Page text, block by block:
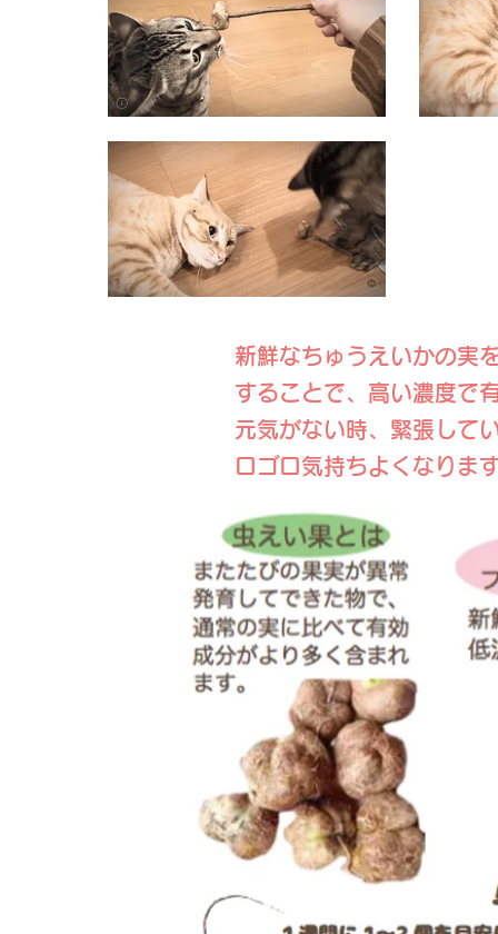
新鮮なちゅうえいかの実
することで、高い濃度で
元気がない時、緊張して
ロゴロ気持ちよくなりま